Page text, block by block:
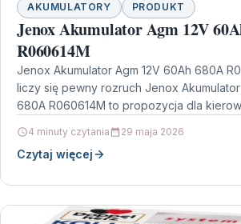
AKUMULATORY PRODUKT
Jenox Akumulator Agm 12V
R060614M
Jenox Akumulator Agm 12V 60Ah 680A
liczy się pewny rozruch Jenox Akumulator
680A R060614M to propozycja dla
4 minuty czytania 29 maja 2026
Czytaj więcej